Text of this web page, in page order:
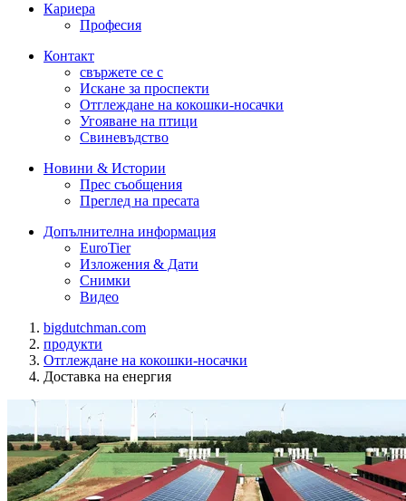
Кариера
Професия
Контакт
свържете се с
Искане за проспекти
Отглеждане на кокошки-носачки
Угояване на птици
Свиневъдство
Новини & Истории
Прес съобщения
Преглед на пресата
Допълнителна информация
EuroTier
Изложения & Дати
Снимки
Видео
bigdutchman.com
продукти
Отглеждане на кокошки-носачки
Доставка на енергия